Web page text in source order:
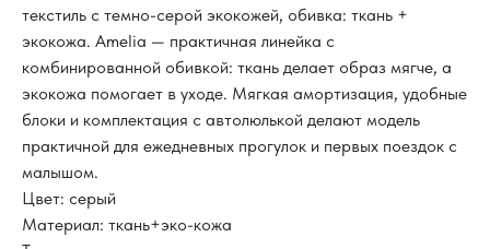
текстиль с темно-серой экокожей, обивка: ткань +
экокожа. Amelia — практичная линейка с
комбинированной обивкой: ткань делает образ мягче, а
экокожа помогает в уходе. Мягкая амортизация, удобные
блоки и комплектация с автолюлькой делают модель
практичной для ежедневных прогулок и первых поездок с
малышом.
Цвет: серый
Материал: ткань+эко-кожа